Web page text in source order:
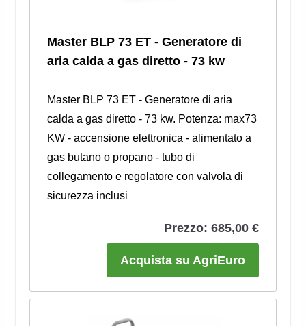
Master BLP 73 ET - Generatore di
aria calda a gas diretto - 73 kw
Master BLP 73 ET - Generatore di aria
calda a gas diretto - 73 kw. Potenza: max73
KW - accensione elettronica - alimentato a
gas butano o propano - tubo di
collegamento e regolatore con valvola di
sicurezza inclusi
Prezzo: 685,00 €
Acquista su AgriEuro